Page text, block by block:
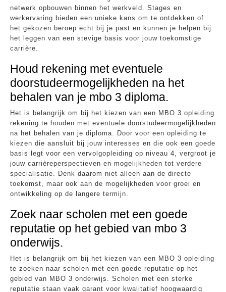
netwerk opbouwen binnen het werkveld. Stages en
werkervaring bieden een unieke kans om te ontdekken of
het gekozen beroep echt bij je past en kunnen je helpen bij
het leggen van een stevige basis voor jouw toekomstige
carrière.
Houd rekening met eventuele
doorstudeermogelijkheden na het
behalen van je mbo 3 diploma.
Het is belangrijk om bij het kiezen van een MBO 3 opleiding
rekening te houden met eventuele doorstudeermogelijkheden
na het behalen van je diploma. Door voor een opleiding te
kiezen die aansluit bij jouw interesses en die ook een goede
basis legt voor een vervolgopleiding op niveau 4, vergroot je
jouw carrièreperspectieven en mogelijkheden tot verdere
specialisatie. Denk daarom niet alleen aan de directe
toekomst, maar ook aan de mogelijkheden voor groei en
ontwikkeling op de langere termijn.
Zoek naar scholen met een goede
reputatie op het gebied van mbo 3
onderwijs.
Het is belangrijk om bij het kiezen van een MBO 3 opleiding
te zoeken naar scholen met een goede reputatie op het
gebied van MBO 3 onderwijs. Scholen met een sterke
reputatie staan vaak garant voor kwalitatief hoogwaardig